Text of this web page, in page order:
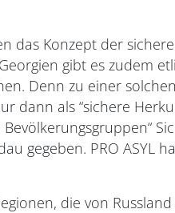
das Konzept der
gibt es zudem
Denn zu einer
dann als “sichere
gegeben. PRO ASYL
die von